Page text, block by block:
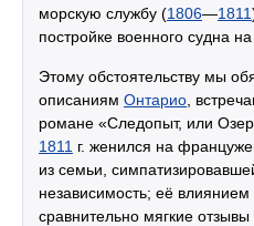
морскую службу (1806—1811
постройке военного судна
Этому обстоятельству мы
описаниям Онтарио ,
романе «Следопыт, или
1811 г. женился на
из семьи,
независимость; её
сравнительно мягкие